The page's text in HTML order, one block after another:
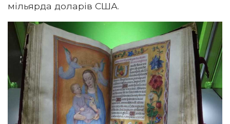
мільярда доларів США.